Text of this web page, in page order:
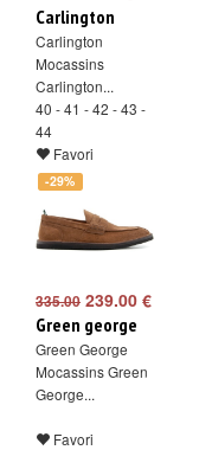
Carlington
Carlington
Mocassins
Carlington...
40 - 41 - 42 - 43 -
44
Favori
-29%
335.00 239.00 €
Green george
Green George
Mocassins Green
George...
Favori